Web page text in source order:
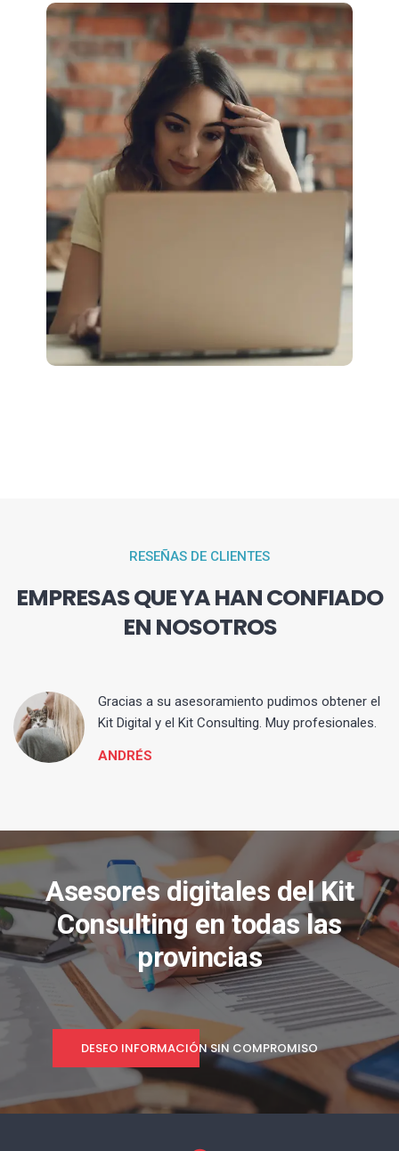
RESEÑAS DE CLIENTES
EMPRESAS QUE YA HAN CONFIADO
EN NOSOTROS
Gracias a su asesoramiento pudimos obtener el
Kit Digital y el Kit Consulting. Muy profesionales.
ANDRÉS
Asesores digitales del Kit
Consulting en todas las
provincias
DESEO INFORMACIÓN SIN COMPROMISO